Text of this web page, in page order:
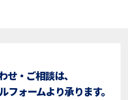
せ・ご相談は、
フォームより承ります。